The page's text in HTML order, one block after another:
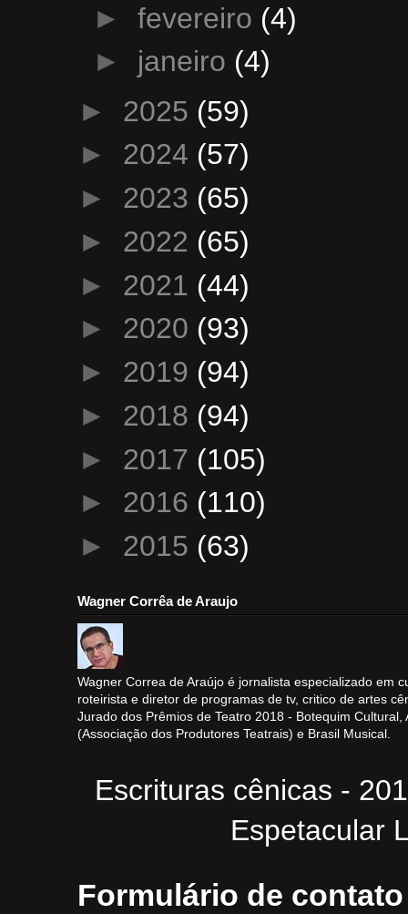
► fevereiro (4)
► janeiro (4)
► 2025 (59)
► 2024 (57)
► 2023 (65)
► 2022 (65)
► 2021 (44)
► 2020 (93)
► 2019 (94)
► 2018 (94)
► 2017 (105)
► 2016 (110)
► 2015 (63)
Wagner Corrêa de Araujo
Wagner Correa de Araújo é jornalista especializado em
roteirista e diretor de programas de tv, critico de artes
Jurado dos Prêmios de Teatro 2018 - Botequim Cultural,
(Associação dos Produtores Teatrais) e Brasil Musical.
Escrituras cênicas -
Espetacular
Formulário de contato